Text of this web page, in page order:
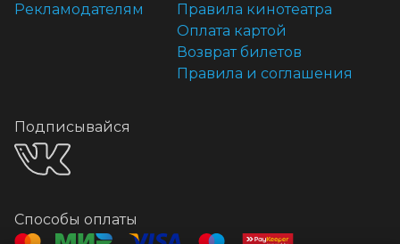
Рекламодателям
Правила кинотеатра
Оплата картой
Возврат билетов
Правила и соглашения
Подписывайся
Способы оплаты